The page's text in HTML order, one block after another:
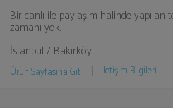
Bir canlı ile paylaşım halinde
zamanı yok.
İstanbul / Bakırköy
Ürün Sayfasına Git İletişim Bilgileri